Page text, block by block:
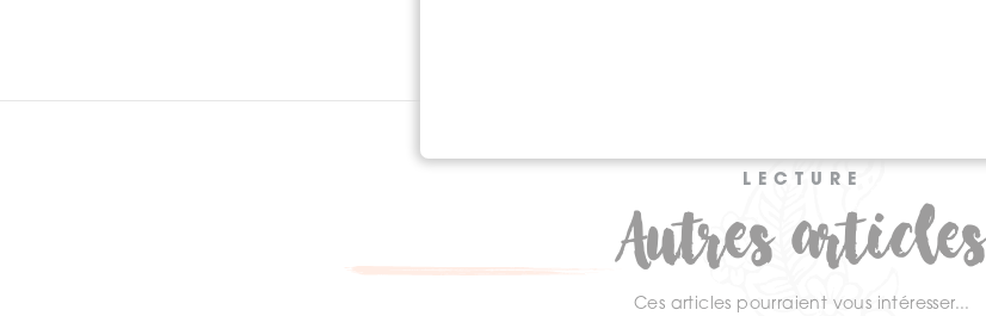
LECTURE
Autres articles
Ces articles pourraient vous intéresser...